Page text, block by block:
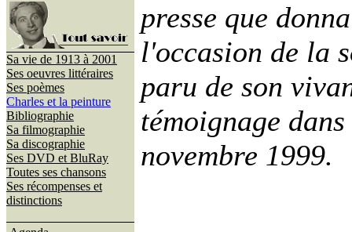
Sa vie de 1913 à 2001
Ses oeuvres littéraires
Ses poèmes
Charles et la peinture
Bibliographie
Sa filmographie
Sa discographie
Ses DVD et BluRay
Toutes ses chansons
Ses récompenses et
distinctions
presse que
l'occasion de la
paru de son
témoignage
novembre 1999.